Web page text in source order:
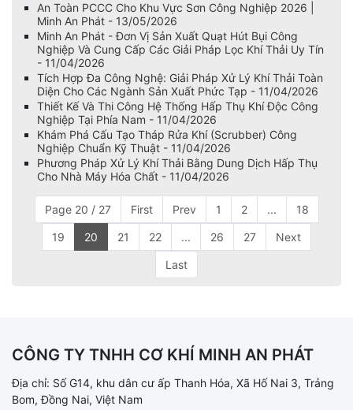
An Toàn PCCC Cho Khu Vực Sơn Công Nghiệp 2026 |
Minh An Phát - 13/05/2026
Minh An Phát - Đơn Vị Sản Xuất Quạt Hút Bụi Công
Nghiệp Và Cung Cấp Các Giải Pháp Lọc Khí Thải Uy Tín
- 11/04/2026
Tích Hợp Đa Công Nghệ: Giải Pháp Xử Lý Khí Thải Toàn
Diện Cho Các Ngành Sản Xuất Phức Tạp - 11/04/2026
Thiết Kế Và Thi Công Hệ Thống Hấp Thụ Khí Độc Công
Nghiệp Tại Phía Nam - 11/04/2026
Khám Phá Cấu Tạo Tháp Rửa Khí (Scrubber) Công
Nghiệp Chuẩn Kỹ Thuật - 11/04/2026
Phương Pháp Xử Lý Khí Thải Bằng Dung Dịch Hấp Thụ
Cho Nhà Máy Hóa Chất - 11/04/2026
Page 20 / 27 First Prev 1 2 ... 18
19 20 21 22 ... 26 27 Next
Last
CÔNG TY TNHH CƠ KHÍ MINH AN PHÁT
Địa chỉ: Số G14, khu dân cư ấp Thanh Hóa, Xã Hố Nai 3, Trảng
Bom, Đồng Nai, Việt Nam